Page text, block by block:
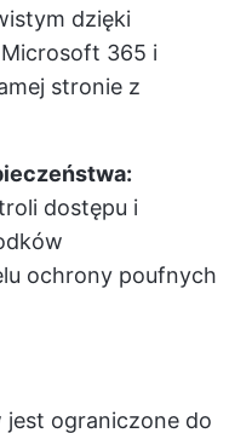
dzięki
365 i
stronie z
dostępu i
ochrony poufnych
jest ograniczone do